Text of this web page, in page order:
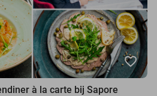
favorite_border
à la carte bij Sapore